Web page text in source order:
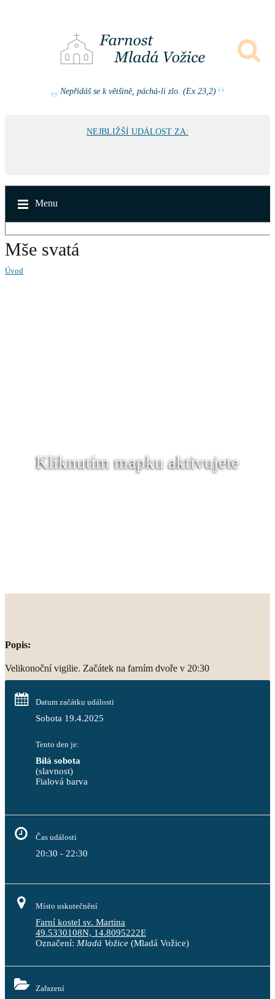
Nepřidáš se k většině, páchá-li zlo. (Ex 23,2)
NEJBLIŽŠÍ UDÁLOST ZA:
Menu
Mše svatá
Úvod
Kliknutím mapku aktivujete
Popis:
Velikonoční vigilie. Začátek na farním dvoře v 20:30
Datum začátku události
Sobota 19.4.2025
Tento den je:
Bílá sobota
(slavnost)
Fialová barva
Čas události
20:30 - 22:30
Místo uskutečnění
Farní kostel sv. Martina
49.5330108N, 14.8095222E
Označení: Mladá Vožice (Mladá Vožice)
Zařazení